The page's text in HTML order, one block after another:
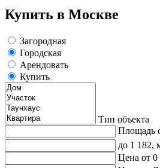
Купить в Москве
Загородная
Городская
Арендовать
Купить
Тип объекта
Площадь
до 1 182,
Цена от 0